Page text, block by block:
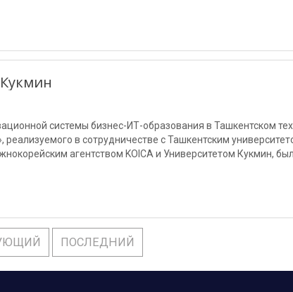
системы бизнес-ИТ-образования в Ташкентском
в сотрудничестве с Ташкентским
агентством KOICA и Университетом Кукмин,
ПОСЛЕДНИЙ